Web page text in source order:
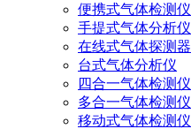
便携式气体检测仪
手提式气体分析仪
在线式气体探测器
台式气体分析仪
四合一气体检测仪
多合一气体检测仪
移动式气体检测仪